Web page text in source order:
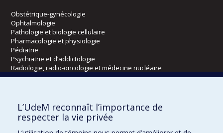
Obstétrique-gynécologie
Ophtalmologie
Pathologie et biologie cellulaire
Pharmacologie et physiologie
Pédiatrie
Psychiatrie et d’addictologie
Radiologie, radio-oncologie et médecine nucléaire
Écoles
Kinésiologie et des sciences de l’activité physique
Orthophonie et audiologie
L’UdeM reconnaît l’importance de
respecter la vie privée